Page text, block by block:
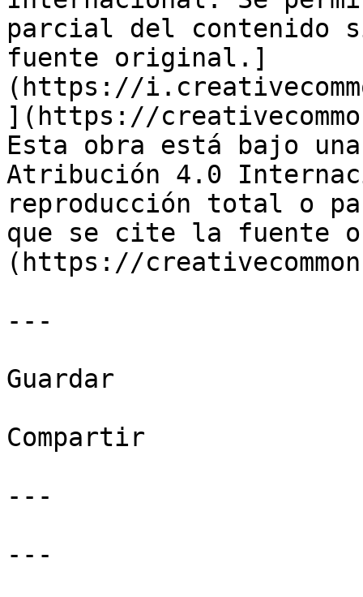
parcial del contenido
fuente original.]
(https://
](https://
Esta obra está bajo
Atribución 4.0
reproducción total o
que se cite la fuente
(https://
---
Guardar
Compartir
---
---